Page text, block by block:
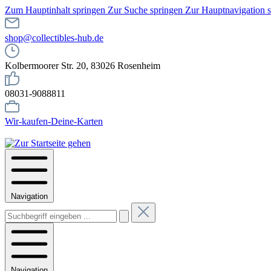
Zum Hauptinhalt springen Zur Suche springen Zur Hauptnavigation
shop@collectibles-hub.de
Kolbermoorer Str. 20, 83026 Rosenheim
08031-9088811
Wir-kaufen-Deine-Karten
Navigation